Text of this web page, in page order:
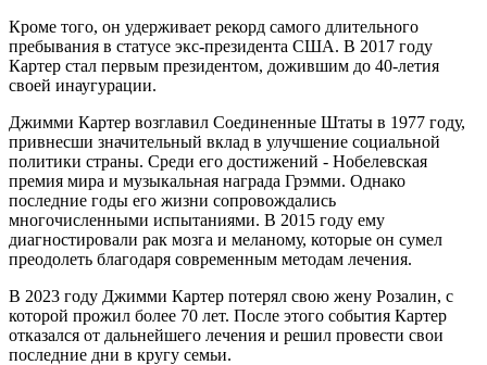
Кроме того, он удерживает рекорд самого длительного
пребывания в статусе экс-президента США. В 2017 году
Картер стал первым президентом, дожившим до 40-летия
своей инаугурации.
Джимми Картер возглавил Соединенные Штаты в 1977 году,
привнесши значительный вклад в улучшение социальной
политики страны. Среди его достижений - Нобелевская
премия мира и музыкальная награда Грэмми. Однако
последние годы его жизни сопровождались
многочисленными испытаниями. В 2015 году ему
диагностировали рак мозга и меланому, которые он сумел
преодолеть благодаря современным методам лечения.
В 2023 году Джимми Картер потерял свою жену Розалин, с
которой прожил более 70 лет. После этого события Картер
отказался от дальнейшего лечения и решил провести свои
последние дни в кругу семьи.